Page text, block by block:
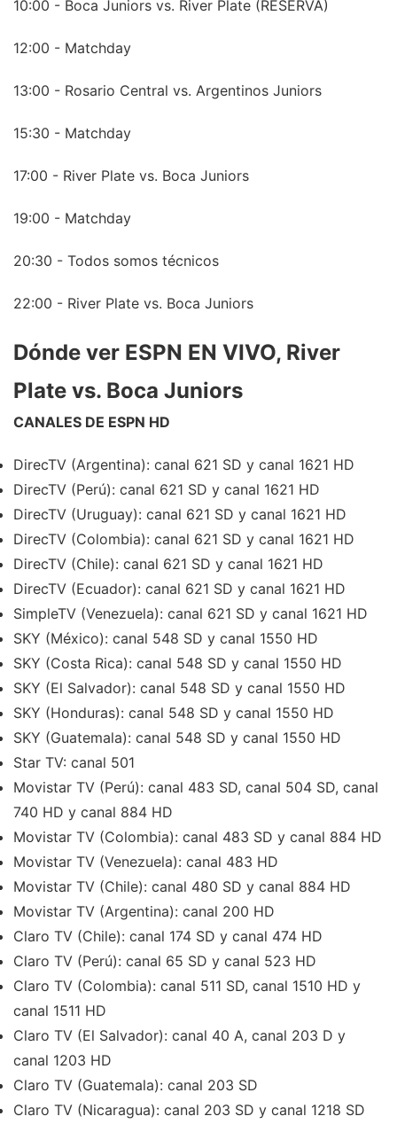
10:00 - Boca Juniors vs. River Plate (RESERVA)
12:00 - Matchday
13:00 - Rosario Central vs. Argentinos Juniors
15:30 - Matchday
17:00 - River Plate vs. Boca Juniors
19:00 - Matchday
20:30 - Todos somos técnicos
22:00 - River Plate vs. Boca Juniors
Dónde ver ESPN EN VIVO, River
Plate vs. Boca Juniors
CANALES DE ESPN HD
DirecTV (Argentina): canal 621 SD y canal 1621 HD
DirecTV (Perú): canal 621 SD y canal 1621 HD
DirecTV (Uruguay): canal 621 SD y canal 1621 HD
DirecTV (Colombia): canal 621 SD y canal 1621 HD
DirecTV (Chile): canal 621 SD y canal 1621 HD
DirecTV (Ecuador): canal 621 SD y canal 1621 HD
SimpleTV (Venezuela): canal 621 SD y canal 1621 HD
SKY (México): canal 548 SD y canal 1550 HD
SKY (Costa Rica): canal 548 SD y canal 1550 HD
SKY (El Salvador): canal 548 SD y canal 1550 HD
SKY (Honduras): canal 548 SD y canal 1550 HD
SKY (Guatemala): canal 548 SD y canal 1550 HD
Star TV: canal 501
Movistar TV (Perú): canal 483 SD, canal 504 SD, canal
740 HD y canal 884 HD
Movistar TV (Colombia): canal 483 SD y canal 884 HD
Movistar TV (Venezuela): canal 483 HD
Movistar TV (Chile): canal 480 SD y canal 884 HD
Movistar TV (Argentina): canal 200 HD
Claro TV (Chile): canal 174 SD y canal 474 HD
Claro TV (Perú): canal 65 SD y canal 523 HD
Claro TV (Colombia): canal 511 SD, canal 1510 HD y
canal 1511 HD
Claro TV (El Salvador): canal 40 A, canal 203 D y
canal 1203 HD
Claro TV (Guatemala): canal 203 SD
Claro TV (Nicaragua): canal 203 SD y canal 1218 SD